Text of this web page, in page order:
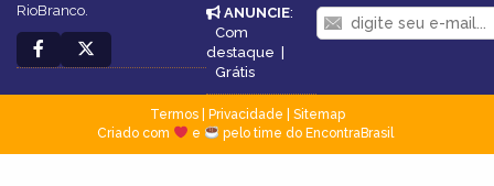
RioBranco.
ANUNCIE:
Com
destaque
Grátis
Termos| Privacidade
Sitemap
Criado com
e pelo time do EncontraBrasil